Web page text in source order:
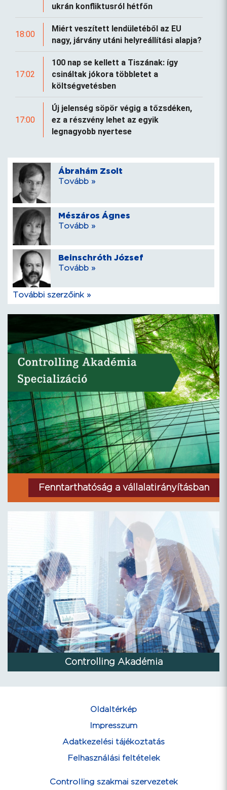
ukrán konfliktusról hétfőn
18:00
Miért veszített lendületéből az EU
nagy, járvány utáni helyreállítási alapja?
17:02
100 nap se kellett a Tiszának: így
csináltak jókora többletet a
költségvetésben
17:00
Új jelenség söpör végig a tőzsdéken,
ez a részvény lehet az egyik
legnagyobb nyertese
Ábrahám Zsolt
Tovább »
Mészáros Ágnes
Tovább »
Beinschróth József
Tovább »
További szerzőink »
Fenntarthatóság a vállalatirányításban
Controlling Akadémia
Oldaltérkép
Impresszum
Adatkezelési tájékoztatás
Felhasználási feltételek
Controlling szakmai szervezetek